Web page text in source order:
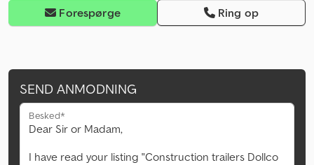
Forespørge Ring op
SEND ANMODNING
Besked*